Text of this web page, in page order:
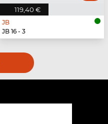
119,40 €
JB
JB 16 - 3